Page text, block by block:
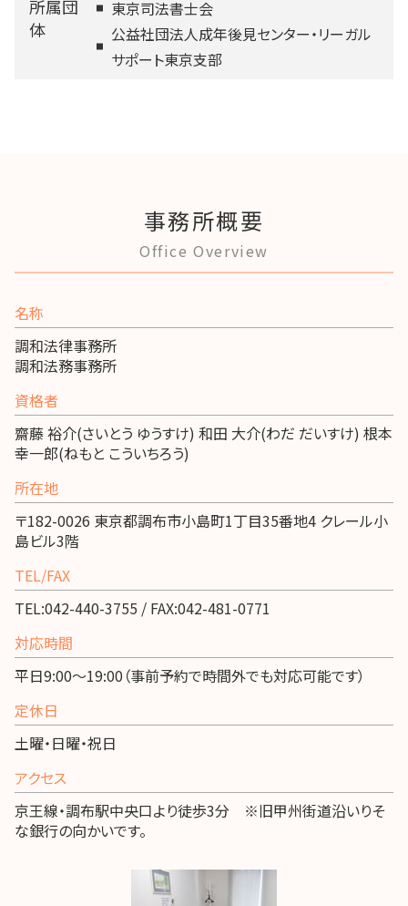
所属団
体
東京司法書士会
公益社団法人成年後見センター・リーガル
サポート東京支部
事務所概要
Office Overview
名称
調和法律事務所
調和法務事務所
資格者
齋藤 裕介(さいとう ゆうすけ) 和田 大介(わだ だいすけ) 根本
幸一郎(ねもと こういちろう)
所在地
〒182-0026 東京都調布市小島町1丁目35番地4 クレール小
島ビル3階
TEL/FAX
TEL:042-440-3755 / FAX:042-481-0771
対応時間
平日9:00～19:00（事前予約で時間外でも対応可能です）
定休日
土曜・日曜・祝日
アクセス
京王線・調布駅中央口より徒歩3分 ※旧甲州街道沿いりそ
な銀行の向かいです。